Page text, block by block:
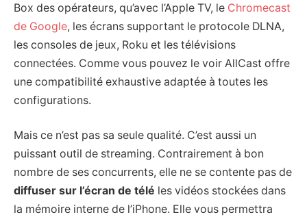
Box des opérateurs, qu’avec l’Apple TV, le Chromecast
de Google, les écrans supportant le protocole DLNA,
les consoles de jeux, Roku et les télévisions
connectées. Comme vous pouvez le voir AllCast offre
une compatibilité exhaustive adaptée à toutes les
configurations.
Mais ce n’est pas sa seule qualité. C’est aussi un
puissant outil de streaming. Contrairement à bon
nombre de ses concurrents, elle ne se contente pas de
diffuser sur l’écran de télé les vidéos stockées dans
la mémoire interne de l’iPhone. Elle vous permettra